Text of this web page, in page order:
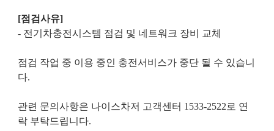
[점검사유]
- 전기차충전시스템 점검 및 네트워크 장비 교체
점검 작업 중 이용 중인 충전서비스가 중단 될 수 있습니
다.
관련 문의사항은 나이스차저 고객센터 1533-2522로 연
락 부탁드립니다.